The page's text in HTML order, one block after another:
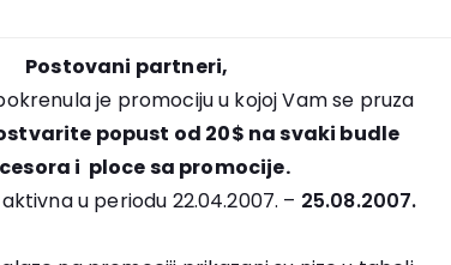
Postovani partneri,
je promociju u kojoj Vam se pruza
popust od 20$ na svaki budle
i ploce sa promocije.
u periodu 22.04.2007. – 25.08.2007.